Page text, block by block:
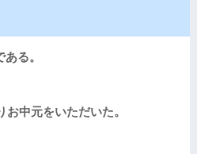
る。
お中元をいただいた。